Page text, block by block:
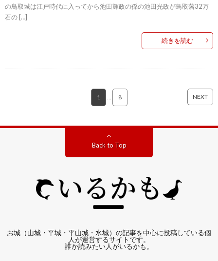
の鳥取城は江戸時代に入ってから池田輝政の孫の池田光政が鳥取藩32万
石の […]
続きを読む
1 8 NEXT
Back to Top
お城（山城・平城・平山城・水城）の記事を中心に投稿している個
人が運営するサイトです。
誰か読みたい人がいるかも。